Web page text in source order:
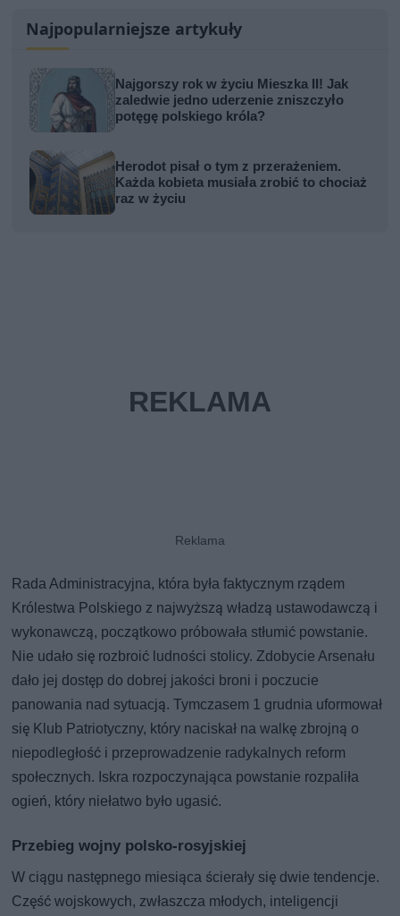
Najpopularniejsze artykuły
Najgorszy rok w życiu Mieszka II! Jak
zaledwie jedno uderzenie zniszczyło
potęgę polskiego króla?
Herodot pisał o tym z przerażeniem.
Każda kobieta musiała zrobić to chociaż
raz w życiu
Rada Administracyjna, która była faktycznym rządem
Królestwa Polskiego z najwyższą władzą ustawodawczą i
wykonawczą, początkowo próbowała stłumić powstanie.
Nie udało się rozbroić ludności stolicy. Zdobycie Arsenału
dało jej dostęp do dobrej jakości broni i poczucie
panowania nad sytuacją. Tymczasem 1 grudnia uformował
się Klub Patriotyczny, który naciskał na walkę zbrojną o
niepodległość i przeprowadzenie radykalnych reform
społecznych. Iskra rozpoczynająca powstanie rozpaliła
ogień, który niełatwo było ugasić.
Przebieg wojny polsko-rosyjskiej
W ciągu następnego miesiąca ścierały się dwie tendencje.
Część wojskowych, zwłaszcza młodych, inteligencji